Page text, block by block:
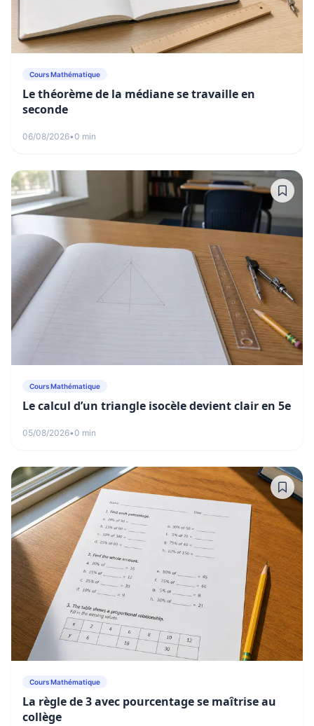
Cours Mathématique
Le théorème de la médiane se travaille en
seconde
06/08/2026•0 min
Cours Mathématique
Le calcul d’un triangle isocèle devient clair en 5e
05/08/2026•0 min
Cours Mathématique
La règle de 3 avec pourcentage se maîtrise au
collège